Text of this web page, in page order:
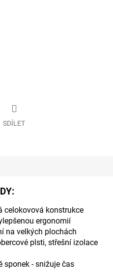
SDÍLET
celokovová konstrukce
ergonomií
na velkých plochách
plsti, střešní izolace
sponek - snižuje čas